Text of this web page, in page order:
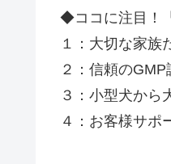
◆ココに注目！
１：大切な家族
２：信頼の
３：小型犬から
４：お客様サポ